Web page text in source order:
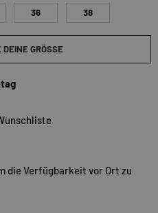
36 38
GRÖSSE
die Verfügbarkeit vor Ort zu